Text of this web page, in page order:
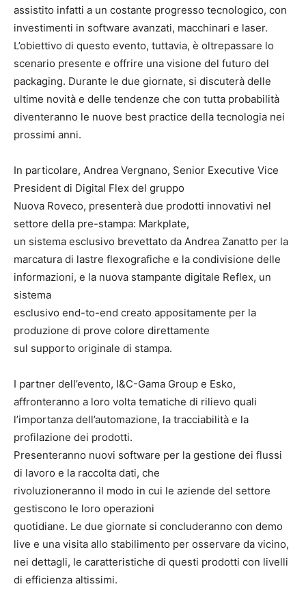
assistito infatti a un costante progresso tecnologico, con
investimenti in software avanzati, macchinari e laser.
L’obiettivo di questo evento, tuttavia, è oltrepassare lo
scenario presente e offrire una visione del futuro del
packaging. Durante le due giornate, si discuterà delle
ultime novità e delle tendenze che con tutta probabilità
diventeranno le nuove best practice della tecnologia nei
prossimi anni.
In particolare, Andrea Vergnano, Senior Executive Vice
President di Digital Flex del gruppo
Nuova Roveco, presenterà due prodotti innovativi nel
settore della pre-stampa: Markplate,
un sistema esclusivo brevettato da Andrea Zanatto per la
marcatura di lastre flexografiche e la condivisione delle
informazioni, e la nuova stampante digitale Reflex, un
sistema
esclusivo end-to-end creato appositamente per la
produzione di prove colore direttamente
sul supporto originale di stampa.
I partner dell’evento, I&C-Gama Group e Esko,
affronteranno a loro volta tematiche di rilievo quali
l’importanza dell’automazione, la tracciabilità e la
profilazione dei prodotti.
Presenteranno nuovi software per la gestione dei flussi
di lavoro e la raccolta dati, che
rivoluzioneranno il modo in cui le aziende del settore
gestiscono le loro operazioni
quotidiane. Le due giornate si concluderanno con demo
live e una visita allo stabilimento per osservare da vicino,
nei dettagli, le caratteristiche di questi prodotti con livelli
di efficienza altissimi.